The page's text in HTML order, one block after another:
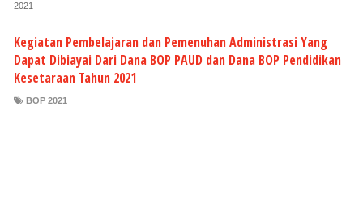
2021
Kegiatan Pembelajaran dan Pemenuhan Administrasi Yang
Dapat Dibiayai Dari Dana BOP PAUD dan Dana BOP Pendidikan
Kesetaraan Tahun 2021
BOP 2021